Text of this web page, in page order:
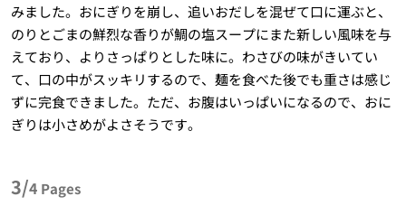
みました。おにぎりを崩し、追いおだしを混ぜて口に運ぶと、
のりとごまの鮮烈な香りが鯛の塩スープにまた新しい風味を与
えており、よりさっぱりとした味に。わさびの味がきいてい
て、口の中がスッキリするので、麺を食べた後でも重さは感じ
ずに完食できました。ただ、お腹はいっぱいになるので、おに
ぎりは小さめがよさそうです。
3/4 Pages